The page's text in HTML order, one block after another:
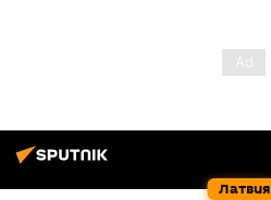
Латвия